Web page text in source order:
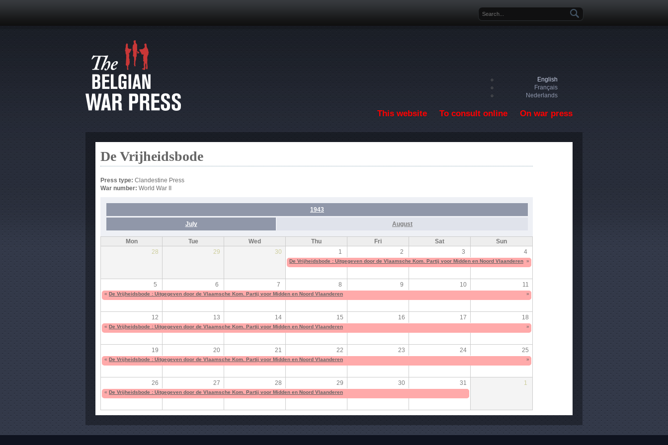
Search form
English
Français
Nederlands
This website To consult online On war press
De Vrijheidsbode
Press type: Clandestine Press
War number: World War II
1943
July August
Mon Tue Wed Thu Fri Sat
Sun
28
29 30 1 2 3 4
De Vrijheidsbode : Uitgegeven door de Vlaamsche Kom. Partij voor Midden en Noord Vlaanderen »
5 6 7 8 9 10 11
« De Vrijheidsbode : Uitgegeven door de Vlaamsche Kom. Partij voor Midden en Noord Vlaanderen »
12 13 14 15 16 17 18
« De Vrijheidsbode : Uitgegeven door de Vlaamsche Kom. Partij voor Midden en Noord Vlaanderen »
19 20 21 22 23 24 25
« De Vrijheidsbode : Uitgegeven door de Vlaamsche Kom. Partij voor Midden en Noord Vlaanderen »
26 27 28 29 30 31 1
« De Vrijheidsbode : Uitgegeven door de Vlaamsche Kom. Partij voor Midden en Noord Vlaanderen